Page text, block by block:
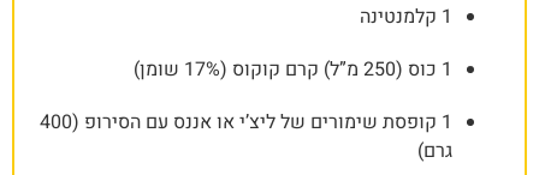
1 קלמנטינה
1 כוס (250 מ”ל) קרם קוקוס (17% שומן)
1 קופסת שימורים של ליצ’י או אננס עם הסירופ (400
גרם)